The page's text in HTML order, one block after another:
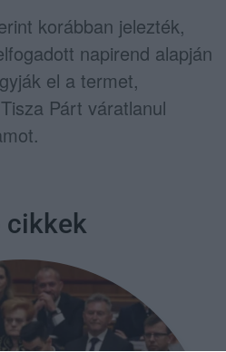
korábban jelezték,
napirend alapján
el a termet,
Tisza Párt váratlanul
cikkek